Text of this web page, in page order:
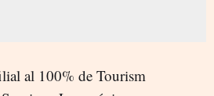
al 100% de Tourism